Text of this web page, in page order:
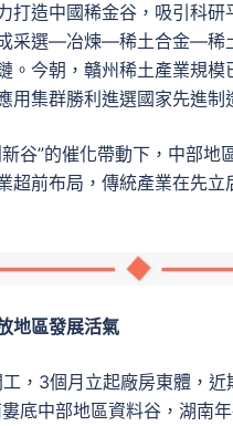
打造中國稀金谷，吸引科研
采選—冶煉—稀土合金—稀
。今朝，贛州稀土產業規模
用集群勝利進選國家先進制
谷”的催化帶動下，中部地
超前布局，傳統產業在先立
地區發展活氣
工，3個月立起廠房東體，近
底中部地區資料谷，湖南